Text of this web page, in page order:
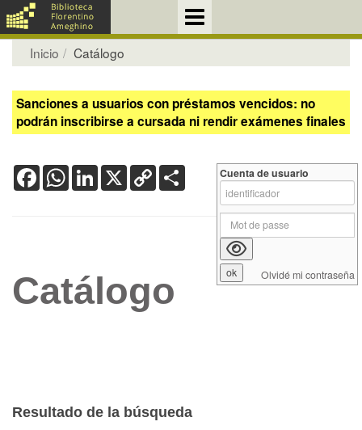
Inicio Catálogo
Sanciones a usuarios con préstamos vencidos: no
podrán inscribirse a cursada ni rendir exámenes finales
FacebookWhatsApp
LinkedIn
X Copy
Link
Catálogo
Resultado de la búsqueda
Cuenta de usuario
Olvidé mi contraseña